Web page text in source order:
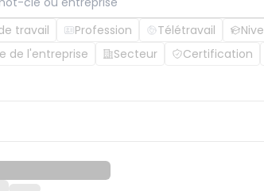
travail Profession Télétravail
de l'entreprise Secteur Certification